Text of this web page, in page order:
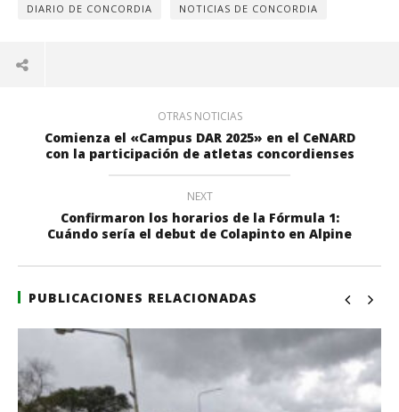
DIARIO DE CONCORDIA
NOTICIAS DE CONCORDIA
OTRAS NOTICIAS
Comienza el «Campus DAR 2025» en el CeNARD
con la participación de atletas concordienses
NEXT
Confirmaron los horarios de la Fórmula 1:
Cuándo sería el debut de Colapinto en Alpine
PUBLICACIONES RELACIONADAS